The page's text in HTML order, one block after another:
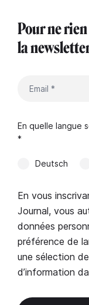
Pour ne
la
En quelle langue
*
Deutsch
En vous
Journal, vous
données
préférence de
une sélection
d’information